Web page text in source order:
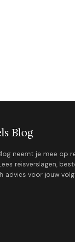
Blog
neemt je mee op
reisverslagen,
advies voor jouw